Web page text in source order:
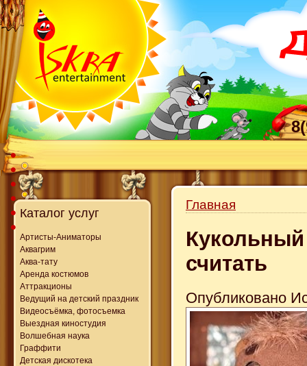
Каталог услуг
Артисты-Аниматоры
Аквагрим
Аква-тату
Аренда костюмов
Аттракционы
Ведущий на детский праздник
Видеосъёмка, фотосъемка
Выездная киностудия
Волшебная наука
Граффити
Детская дискотека
Главная
Кукольный
считать
Опубликовано